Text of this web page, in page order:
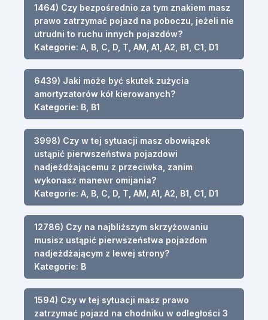
1464) Czy bezpośrednio za tym znakiem masz
prawo zatrzymać pojazd na poboczu, jeżeli nie
utrudni to ruchu innych pojazdów?
Kategorie: A, B, C, D, T, AM, A1, A2, B1, C1, D1
6439) Jaki może być skutek zużycia
amortyzatorów kół kierowanych?
Kategorie: B, B1
3998) Czy w tej sytuacji masz obowiązek
ustąpić pierwszeństwa pojazdowi
nadjeżdżającemu z przeciwka, zanim
wykonasz manewr omijania?
Kategorie: A, B, C, D, T, AM, A1, A2, B1, C1, D1
12786) Czy na najbliższym skrzyżowaniu
musisz ustąpić pierwszeństwa pojazdom
nadjeżdżającym z lewej strony?
Kategorie: B
1594) Czy w tej sytuacji masz prawo
zatrzymać pojazd na chodniku w odległości 3